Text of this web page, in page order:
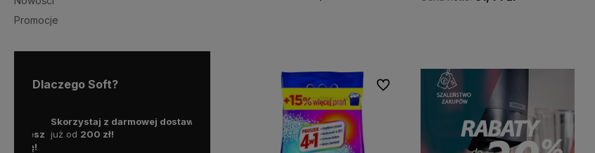
Promocje
Dlaczego Soft?
Skorzystaj z darmowej dostawy
już od200 zł!
Działamy od 1999 roku, mamy więc
25 lat doświadczenia na
Wszystkie nasze produkty są
dostępne od ręki,
dlatego możesz
liczyć na ekspresową dostawę!
Do ulubionych